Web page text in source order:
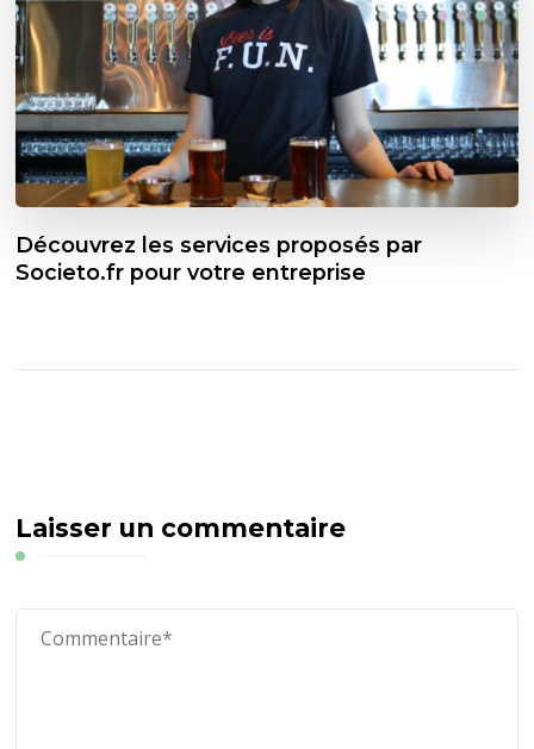
Découvrez les services proposés par
Societo.fr pour votre entreprise
Laisser un commentaire